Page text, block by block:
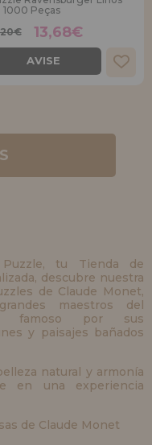
1000 Peças
13,68€
AVISE
tu Tienda de
descubre nuestra
de Claude Monet,
maestros del
famoso por sus
y paisajes bañados
natural y armonía
en una experiencia
de Claude Monet